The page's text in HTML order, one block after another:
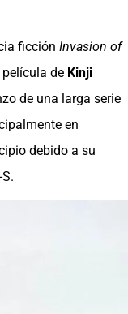
ficción Invasion of
de Kinji
de una larga serie
en
debido a su